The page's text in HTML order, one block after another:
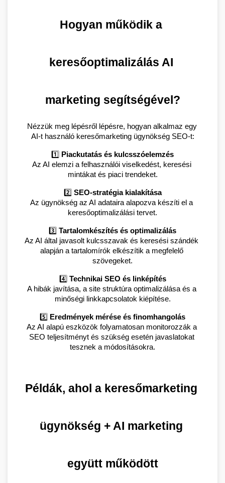
Hogyan működik a
keresőoptimalizálás AI
marketing segítségével?
Nézzük meg lépésről lépésre, hogyan alkalmaz egy
AI-t használó keresőmarketing ügynökség SEO-t:
1️⃣ Piackutatás és kulcsszóelemzés
Az AI elemzi a felhasználói viselkedést, keresési
mintákat és piaci trendeket.
2️⃣ SEO-stratégia kialakítása
Az ügynökség az AI adataira alapozva készíti el a
keresőoptimalizálási tervet.
3️⃣ Tartalomkészítés és optimalizálás
Az AI által javasolt kulcsszavak és keresési szándék
alapján a tartalomírók elkészítik a megfelelő
szövegeket.
4️⃣ Technikai SEO és linképítés
A hibák javítása, a site struktúra optimalizálása és a
minőségi linkkapcsolatok kiépítése.
5️⃣ Eredmények mérése és finomhangolás
Az AI alapú eszközök folyamatosan monitorozzák a
SEO teljesítményt és szükség esetén javaslatokat
tesznek a módosításokra.
Példák, ahol a keresőmarketing
ügynökség + AI marketing
együtt működött